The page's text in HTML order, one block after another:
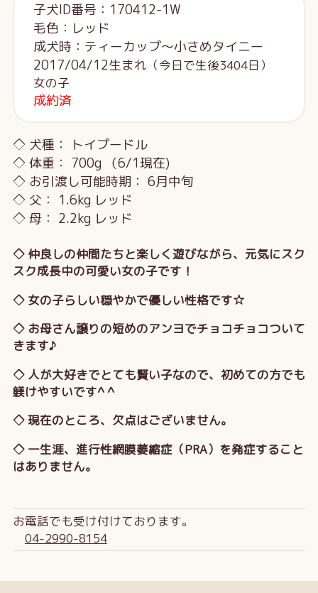
子犬ID番号：170412-1W
毛色：レッド
成犬時：ティーカップ～小さめタイニー
2017/04/12生まれ （今日で生後3404日）
女の子
成約済
◇ 犬種： トイプードル
◇ 体重： 700g （6/1現在)
◇ お引渡し可能時期： 6月中旬
◇ 父： 1.6kg レッド
◇ 母： 2.2kg レッド
◇ 仲良しの仲間たちと楽しく遊びながら、元気にスク
スク成長中の可愛い女の子です！
◇ 女の子らしい穏やかで優しい性格です☆
◇ お母さん譲りの短めのアンヨでチョコチョコついて
きます♪
◇ 人が大好きでとても賢い子なので、初めての方でも
躾けやすいです^ ^
◇ 現在のところ、欠点はございません。
◇ 一生涯、進行性網膜萎縮症（PRA）を発症すること
はありません。
お電話でも受け付けております。
04-2990-8154